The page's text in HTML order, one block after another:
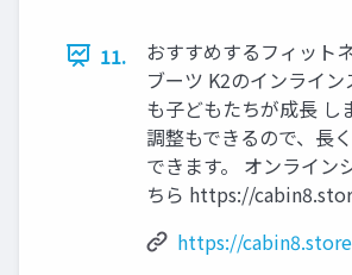
11.
おすすめするフィット
ブーツ K2のインライ
も子どもたちが成長 し
調整もできるので、長
できます。 オンライン
ちら https://
https://